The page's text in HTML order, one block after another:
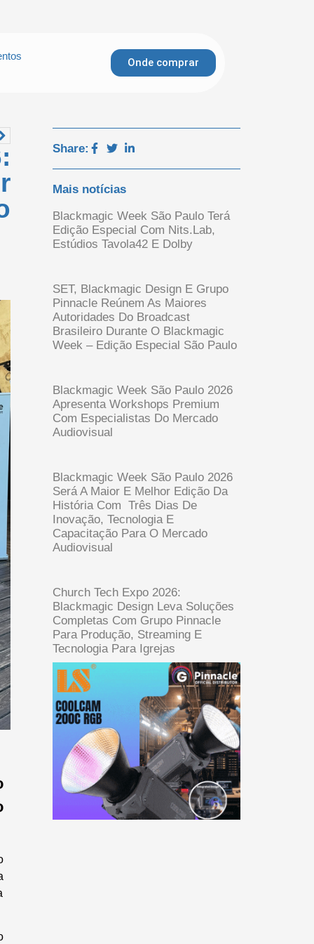
Onde comprar
Share:
Mais notícias
Blackmagic Week São Paulo Terá
Edição Especial Com Nits.Lab,
Estúdios Tavola42 E Dolby
SET, Blackmagic Design E Grupo
Pinnacle Reúnem As Maiores
Autoridades Do Broadcast
Brasileiro Durante O Blackmagic
Week – Edição Especial São Paulo
Blackmagic Week São Paulo 2026
Apresenta Workshops Premium
Com Especialistas Do Mercado
Audiovisual
Blackmagic Week São Paulo 2026
Será A Maior E Melhor Edição Da
História Com Três Dias De
Inovação, Tecnologia E
Capacitação Para O Mercado
Audiovisual
Church Tech Expo 2026:
Blackmagic Design Leva Soluções
Completas Com Grupo Pinnacle
Para Produção, Streaming E
Tecnologia Para Igrejas